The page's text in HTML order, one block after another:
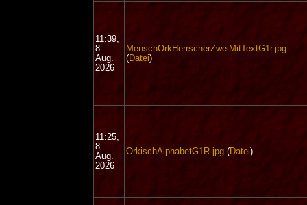
11:39,
8.
Aug.
2026
MenschOrkHerrscherZweiMitTextG1r.jpg
(Datei)
11:25,
8.
Aug.
2026
OrkischAlphabetG1R.jpg(Datei)